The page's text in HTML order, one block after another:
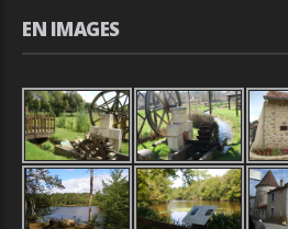
EN IMAGES